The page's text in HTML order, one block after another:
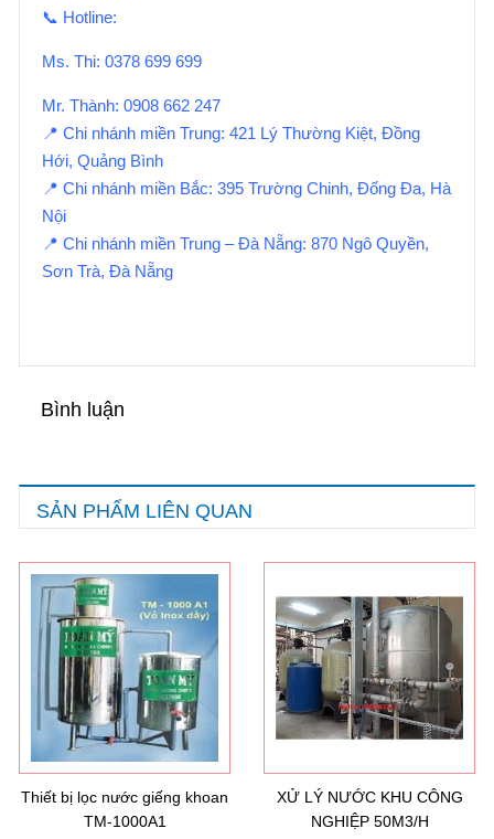
📞 Hotline:
Ms. Thi: 0378 699 699
Mr. Thành: 0908 662 247
📍 Chi nhánh miền Trung: 421 Lý Thường Kiệt, Đồng
Hới, Quảng Bình
📍 Chi nhánh miền Bắc: 395 Trường Chinh, Đống Đa, Hà
Nội
📍 Chi nhánh miền Trung – Đà Nẵng: 870 Ngô Quyền,
Sơn Trà, Đà Nẵng
Bình luận
SẢN PHẨM LIÊN QUAN
Thiết bị lọc nước giếng khoan
TM-1000A1
XỬ LÝ NƯỚC KHU CÔNG
NGHIỆP 50M3/H
Hướng dẫn lựa chọn máy lọc nước Gia ...
21/10/2021
Hướng dẫn lựa chọn máy lọc nước Gia ...
Ô nhiễm nguồn nước và vấn đề sức khỏe
16/10/2021